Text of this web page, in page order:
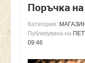
Поръчка
Категория:
Публикувана на
09:46